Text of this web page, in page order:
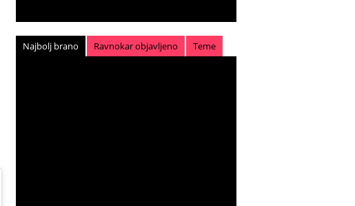
Najbolj brano Ravnokar objavljeno Teme